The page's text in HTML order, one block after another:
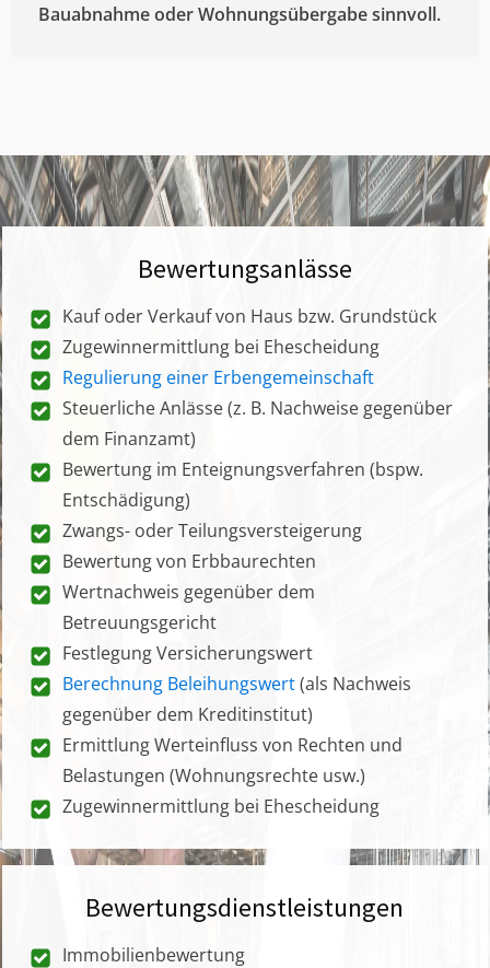
Bauabnahme oder Wohnungsübergabe sinnvoll.
Bewertungsanlässe
Kauf oder Verkauf von Haus bzw. Grundstück
Zugewinnermittlung bei Ehescheidung
Regulierung einer Erbengemeinschaft
Steuerliche Anlässe (z. B. Nachweise gegenüber
dem Finanzamt)
Bewertung im Enteignungsverfahren (bspw.
Entschädigung)
Zwangs- oder Teilungsversteigerung
Bewertung von Erbbaurechten
Wertnachweis gegenüber dem
Betreuungsgericht
Festlegung Versicherungswert
Berechnung Beleihungswert(als Nachweis
gegenüber dem Kreditinstitut)
Ermittlung Werteinfluss von Rechten und
Belastungen (Wohnungsrechte usw.)
Zugewinnermittlung bei Ehescheidung
Bewertungsdienstleistungen
Immobilienbewertung